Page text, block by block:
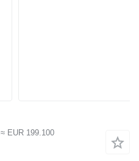
≈ EUR 199.100